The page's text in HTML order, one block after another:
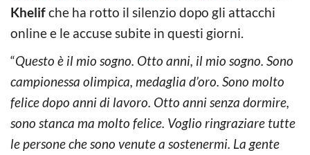
Khelifche ha rotto il silenzio dopo gli attacchi
online e le accuse subite in questi giorni.
“Questo è il mio sogno. Otto anni, il mio sogno. Sono
campionessa olimpica, medaglia d’oro. Sono molto
felice dopo anni di lavoro. Otto anni senza dormire,
sono stanca ma molto felice. Voglio ringraziare tutte
le persone che sono venute a sostenermi. La gente